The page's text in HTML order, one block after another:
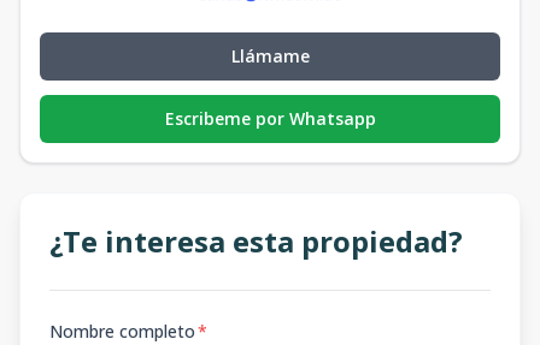
Llámame
Escribeme por Whatsapp
¿Te interesa esta propiedad?
Nombre completo*